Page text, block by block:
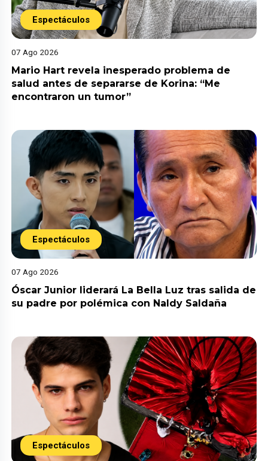
Espectáculos
07 Ago 2026
Mario Hart revela inesperado problema de
salud antes de separarse de Korina: “Me
encontraron un tumor”
Espectáculos
07 Ago 2026
Óscar Junior liderará La Bella Luz tras salida de
su padre por polémica con Naldy Saldaña
Espectáculos